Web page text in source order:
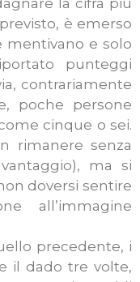
la cifra più
è emerso
mentivano e solo
punteggi
contrariamente
poche persone
cinque o sei.
rimanere senza
ma si
doversi sentire
all’immagine
precedente, i
il dado tre volte,